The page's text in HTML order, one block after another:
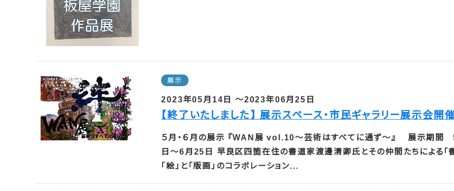
展示
2023年05月14日 ～2023年06月25日
【終了いたしました】 展示スペース・市民ギャラリー展示会開
５月・６月の展示 『WAN展 vol.10～芸術はすべてに通ず～』 展示期間
日～6月25日 早良区四箇在住の書道家渡邊清卿氏とその仲間たちによる「
「絵」と「版画」のコラボレーション...